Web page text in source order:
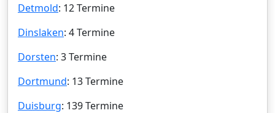
Detmold: 12 Termine
Dinslaken: 4 Termine
Dorsten: 3 Termine
Dortmund: 13 Termine
Duisburg: 139 Termine